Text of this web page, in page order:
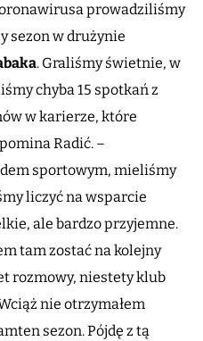
prowadziliśmy
sezon w drużynie
. Graliśmy świetnie, w
chyba 15 spotkań z
w karierze, które
Radić. –
sportowym, mieliśmy
liczyć na wsparcie
ale bardzo przyjemne.
tam zostać na kolejny
rozmowy, niestety klub
nie otrzymałem
sezon. Pójdę z tą